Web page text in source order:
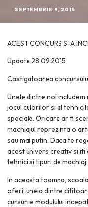
SEPTEMBRIE 9, 2015
ACEST CONCURS S-A
Update 28.09.2015
Castigatoarea
Unele dintre noi includem
jocul culorilor si al
speciale. Oricare ar fi
machiajul reprezinta o
sau mai putin. Daca te
acest univers creativ si iti
tehnici si tipuri de
In aceasta toamna,
oferi, uneia dintre
cursurile modulului